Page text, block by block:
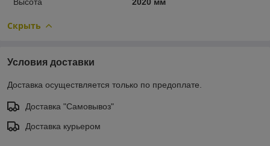
Скрыть
Условия доставки
Доставка осуществляется только по предоплате.
Доставка "Самовывоз"
Доставка курьером